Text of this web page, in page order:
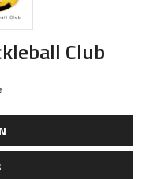
Club